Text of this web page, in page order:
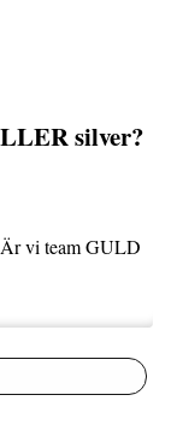
silver?
Är vi team GULD